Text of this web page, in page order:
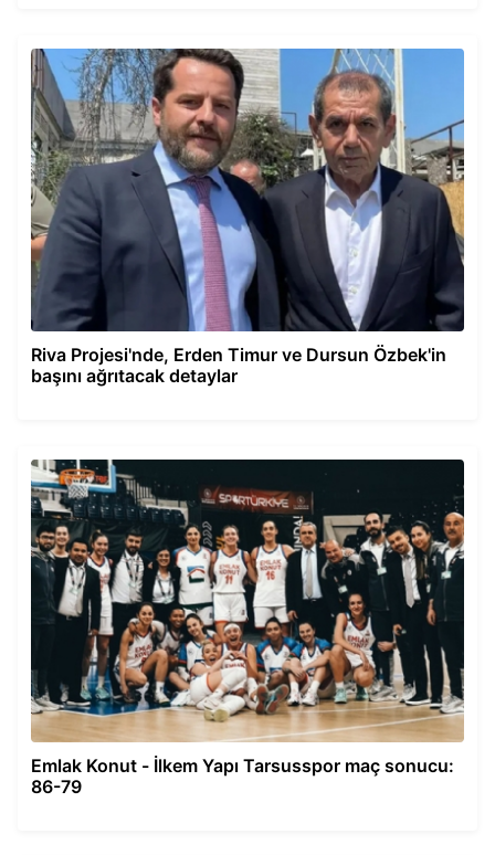
Riva Projesi'nde, Erden Timur ve Dursun Özbek'in
başını ağrıtacak detaylar
Emlak Konut - İlkem Yapı Tarsusspor maç sonucu:
86-79